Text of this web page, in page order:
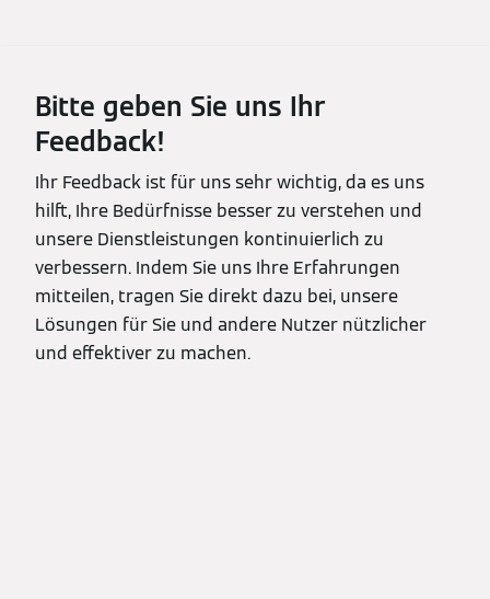
Bitte geben Sie uns Ihr
Feedback!
Ihr Feedback ist für uns sehr wichtig, da es uns
hilft, Ihre Bedürfnisse besser zu verstehen und
unsere Dienstleistungen kontinuierlich zu
verbessern. Indem Sie uns Ihre Erfahrungen
mitteilen, tragen Sie direkt dazu bei, unsere
Lösungen für Sie und andere Nutzer nützlicher
und effektiver zu machen.